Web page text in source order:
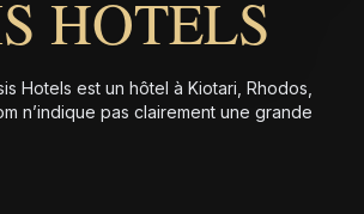
HOTELS
Hotels est un hôtel à Kiotari, Rhodos,
n’indique pas clairement une grande